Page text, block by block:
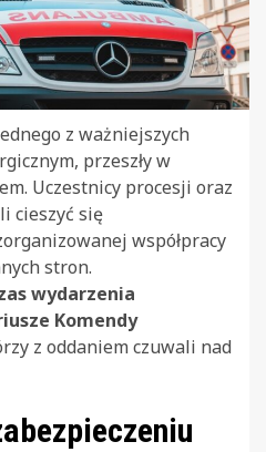
z ważniejszych
przeszły w
Uczestnicy procesji oraz
cieszyć się
współpracy
stron.
wydarzenia
Komendy
z oddaniem czuwali nad